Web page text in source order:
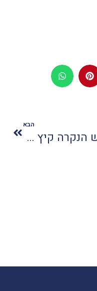
הבא
ראש הנקרה קיץ - חוויות חדשות בגליל המערבי